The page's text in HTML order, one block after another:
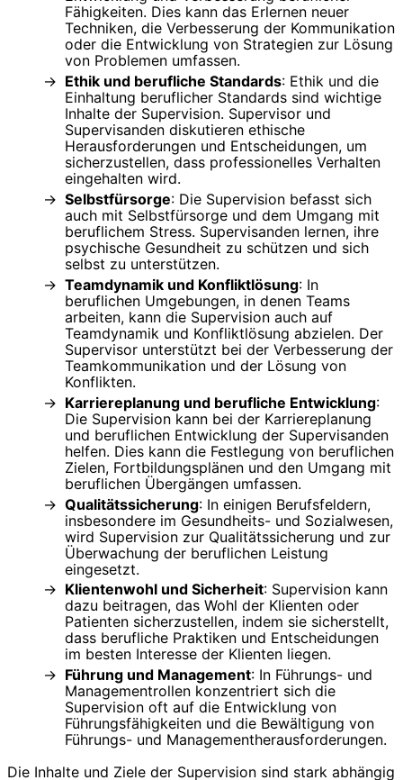
Fähigkeiten. Dies kann das Erlernen neuer
Techniken, die Verbesserung der Kommunikation
oder die Entwicklung von Strategien zur Lösung
von Problemen umfassen.
Ethik und berufliche Standards: Ethik und die
Einhaltung beruflicher Standards sind wichtige
Inhalte der Supervision. Supervisor und
Supervisanden diskutieren ethische
Herausforderungen und Entscheidungen, um
sicherzustellen, dass professionelles Verhalten
eingehalten wird.
Selbstfürsorge: Die Supervision befasst sich
auch mit Selbstfürsorge und dem Umgang mit
beruflichem Stress. Supervisanden lernen, ihre
psychische Gesundheit zu schützen und sich
selbst zu unterstützen.
Teamdynamik und Konfliktlösung: In
beruflichen Umgebungen, in denen Teams
arbeiten, kann die Supervision auch auf
Teamdynamik und Konfliktlösung abzielen. Der
Supervisor unterstützt bei der Verbesserung der
Teamkommunikation und der Lösung von
Konflikten.
Karriereplanung und berufliche Entwicklung:
Die Supervision kann bei der Karriereplanung
und beruflichen Entwicklung der Supervisanden
helfen. Dies kann die Festlegung von beruflichen
Zielen, Fortbildungsplänen und den Umgang mit
beruflichen Übergängen umfassen.
Qualitätssicherung: In einigen Berufsfeldern,
insbesondere im Gesundheits- und Sozialwesen,
wird Supervision zur Qualitätssicherung und zur
Überwachung der beruflichen Leistung
eingesetzt.
Klientenwohl und Sicherheit: Supervision kann
dazu beitragen, das Wohl der Klienten oder
Patienten sicherzustellen, indem sie sicherstellt,
dass berufliche Praktiken und Entscheidungen
im besten Interesse der Klienten liegen.
Führung und Management: In Führungs- und
Managementrollen konzentriert sich die
Supervision oft auf die Entwicklung von
Führungsfähigkeiten und die Bewältigung von
Führungs- und Managementherausforderungen.
Die Inhalte und Ziele der Supervision sind stark abhängig